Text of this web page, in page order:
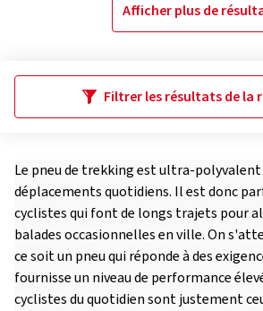
Afficher plus de
Filtrer les résultats de la
Le pneu de trekking est ultra-
déplacements quotidiens. Il est donc
cyclistes qui font de longs trajets pour
balades occasionnelles en ville. On
ce soit un pneu qui réponde à des
fournisse un niveau de performance
cyclistes du quotidien sont justement